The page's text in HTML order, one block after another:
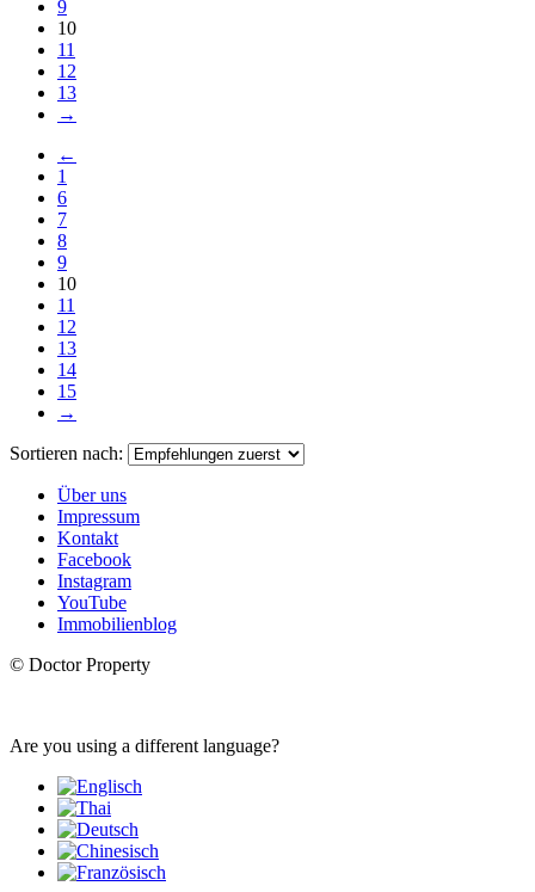
9
10
11
12
13
→
←
1
6
7
8
9
10
11
12
13
14
15
→
Sortieren nach:
Über uns
Impressum
Kontakt
Facebook
Instagram
YouTube
Immobilienblog
© Doctor Property
Are you using a different language?